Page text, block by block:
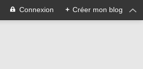
Connexion + Créer mon blog